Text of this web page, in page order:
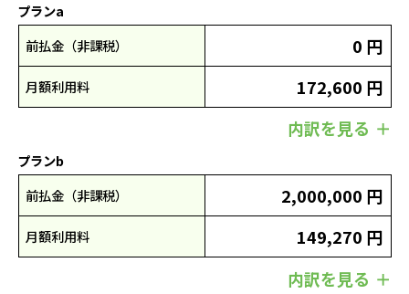
プランa
前払金（非課税）
0 円
月額利用料
172,600 円
内訳を見る
プランb
前払金（非課税）
2,000,000 円
月額利用料
149,270 円
内訳を見る